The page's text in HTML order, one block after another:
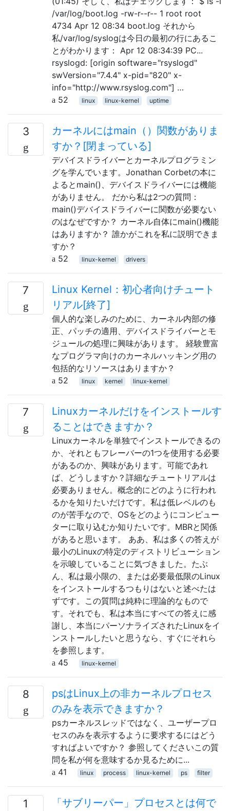
/var/log/boot.log -rw-r--r-- 1 root root
4734 Apr 12 08:34 boot.log それから
私/var/log/syslogは今日の最初の行にあるこ
とがわかります： Apr 12 08:34:39 PC...
rsyslogd: [origin software="rsyslogd"
swVersion="7.4.4" x-pid="820" x-
info="http://www.rsyslog.com"] …
52
linux linux-kernel uptime
3
カーネルにはmain（）関数がありま
すか？[閉まっている]
デバイスドライバーとカーネルプログラミン
グを学んでいます。Jonathan Corbetの本に
よるとmain()、デバイスドライバーには機能
がありません。 だから私は2つの質問：
main()デバイスドライバーに関数が必要ない
のはなぜですか？ カーネル自体にmain()機能
はありますか？ 誰かがこれを私に説明できま
すか？
52
linux-kernel drivers
7
Linux Kernel：初心者向けチュート
リアル[終了]
個人的な楽しみのために、カーネル内部の修
正、パッチの適用、デバイスドライバーとモ
ジュールの処理に興味があります。 経験豊富
なプログラマ向けのカーネルハッキング用の
包括的なリソースはありますか？
52
linux kernel linux-kernel
7
Linuxカーネルだけをインストールす
ることはできますか？
Linuxカーネルを単独でインストールできるの
か、それともフレーバーの1つを使用する必要
があるのか​​、興味があります。可能であれ
ば、どうしますか？詳細なチュートリアルは
必要ありません。概念的にどのように行われ
るかを知りたいだけです。私は低レベルのも
のが苦手なので、OSをどのようにコンピュー
ターに取り込むか知りたいです。MBRと関係
があると思います。 ああ、私は多くの答えが
最小のLinuxの特定のディストリビューション
を示唆していることに気づきました。たぶ
ん、私は最小限の、または必要最低限​​のLinux
をインストールするつもりはないと述べたは
ずです。この質問は純粋に理論的なもので
す。それでも、私は本当にすべての答えに感
謝し、本当にパーソナライズされたLinuxをイ
ンストールしたいと思うなら、すぐにそれら
を参照します。
45
linux-kernel
8
psはLinux上の非カーネルプロセス
のみを表示できますか？
psカーネルスレッドではなく、ユーザープロ
セスのみを表示するように要求するにはどう
すればよいですか？ 参照してくださいこの質
問を私が何を意味するか見るために...
41
linux process linux-kernel ps filter
1
「サブリーパー」プロセスとは何で